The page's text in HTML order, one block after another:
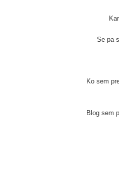
Se pa
Ko sem
Blog sem